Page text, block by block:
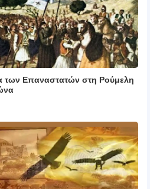
των Επαναστατών στη Ρούμελη